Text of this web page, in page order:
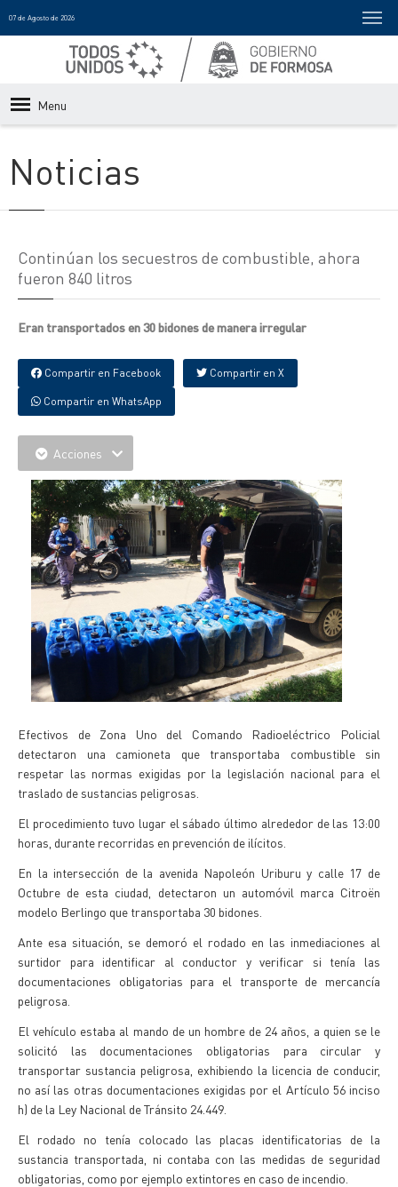
07 de Agosto de 2026
Menu
Noticias
Continúan los secuestros de combustible, ahora
fueron 840 litros
Eran transportados en 30 bidones de manera irregular
Compartir en Facebook Compartir en X
Compartir en WhatsApp
Acciones
Efectivos de Zona Uno del Comando Radioeléctrico Policial
detectaron una camioneta que transportaba combustible sin
respetar las normas exigidas por la legislación nacional para el
traslado de sustancias peligrosas.
El procedimiento tuvo lugar el sábado último alrededor de las 13:00
horas, durante recorridas en prevención de ilícitos.
En la intersección de la avenida Napoleón Uriburu y calle 17 de
Octubre de esta ciudad, detectaron un automóvil marca Citroën
modelo Berlingo que transportaba 30 bidones.
Ante esa situación, se demoró el rodado en las inmediaciones al
surtidor para identificar al conductor y verificar si tenía las
documentaciones obligatorias para el transporte de mercancía
peligrosa.
El vehículo estaba al mando de un hombre de 24 años, a quien se le
solicitó las documentaciones obligatorias para circular y
transportar sustancia peligrosa, exhibiendo la licencia de conducir,
no así las otras documentaciones exigidas por el Artículo 56 inciso
h) de la Ley Nacional de Tránsito 24.449.
El rodado no tenía colocado las placas identificatorias de la
sustancia transportada, ni contaba con las medidas de seguridad
obligatorias, como por ejemplo extintores en caso de incendio.